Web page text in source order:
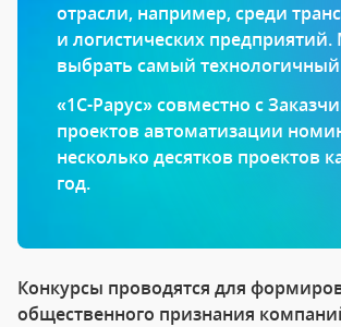
отрасли, например, среди
и логистических предприятий.
выбрать самый технологичный
«1С-Рарус» совместно с
проектов автоматизации
несколько десятков проектов
год.
Конкурсы проводятся для
общественного признания